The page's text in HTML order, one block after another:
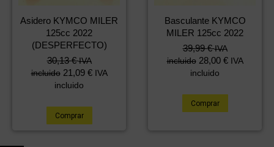
Asidero KYMCO MILER
125cc 2022
(DESPERFECTO)
30,13€ IVA
incluido 21,09 € IVA
incluido
Comprar
Basculante KYMCO
MILER 125cc 2022
39,99€ IVA
incluido 28,00 € IVA
incluido
Comprar